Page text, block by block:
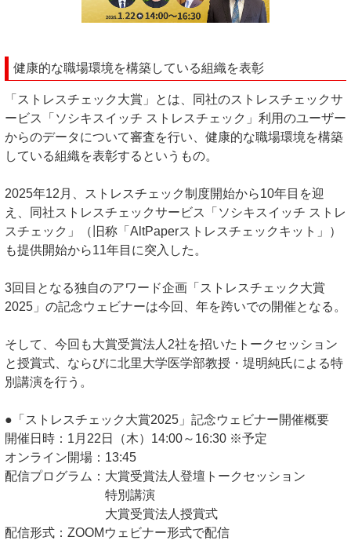
健康的な職場環境を構築している組織を表彰
「ストレスチェック大賞」とは、同社のストレスチェックサ
ービス「ソシキスイッチ ストレスチェック」利用のユーザー
からのデータについて審査を行い、健康的な職場環境を構築
している組織を表彰するというもの。
2025年12月、ストレスチェック制度開始から10年目を迎
え、同社ストレスチェックサービス「ソシキスイッチ ストレ
スチェック」（旧称「AltPaperストレスチェックキット」）
も提供開始から11年目に突入した。
3回目となる独自のアワード企画「ストレスチェック大賞
2025」の記念ウェビナーは今回、年を跨いでの開催となる。
そして、今回も大賞受賞法人2社を招いたトークセッション
と授賞式、ならびに北里大学医学部教授・堤明純氏による特
別講演を行う。
●「ストレスチェック大賞2025」記念ウェビナー開催概要
開催日時：1月22日（木）14:00～16:30 ※予定
オンライン開場：13:45
配信プログラム：大賞受賞法人登壇トークセッション
特別講演
大賞受賞法人授賞式
配信形式：ZOOMウェビナー形式で配信